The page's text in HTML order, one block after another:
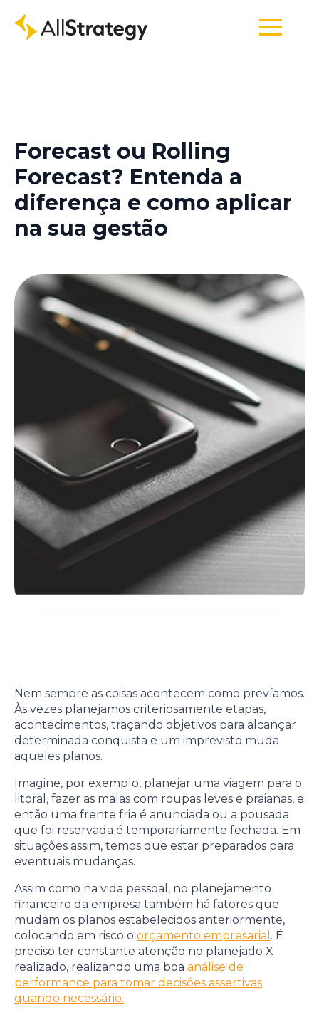
Forecast ou Rolling
Forecast? Entenda a
diferença e como aplicar
na sua gestão
Nem sempre as coisas acontecem como prevíamos.
Às vezes planejamos criteriosamente etapas,
acontecimentos, traçando objetivos para alcançar
determinada conquista e um imprevisto muda
aqueles planos.
Imagine, por exemplo, planejar uma viagem para o
litoral, fazer as malas com roupas leves e praianas, e
então uma frente fria é anunciada ou a pousada
que foi reservada é temporariamente fechada. Em
situações assim, temos que estar preparados para
eventuais mudanças.
Assim como na vida pessoal, no planejamento
financeiro da empresa também há fatores que
mudam os planos estabelecidos anteriormente,
colocando em risco o orçamento empresarial . É
preciso ter constante atenção no planejado X
realizado, realizando uma boa análise de
performance para tomar decisões assertivas
quando necessário.